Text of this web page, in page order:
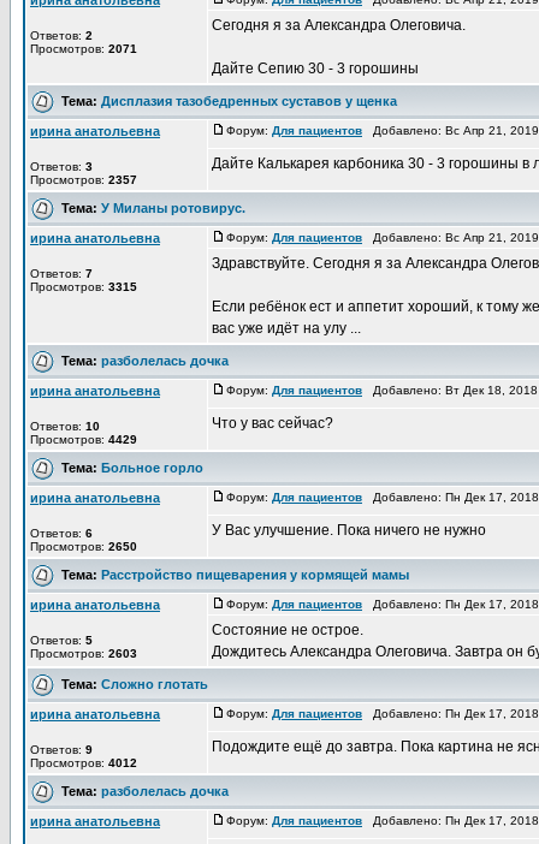
Ответов: 2
Просмотров: 2071
Сегодня я за Александра Олеговича.
Дайте Сепию 30 - 3 горошины
Тема: Дисплазия тазобедренных суставов у щенка
ирина анатольевна
Ответов: 3
Просмотров: 2357
Форум: Для пациентов Добавлено: Вс Апр 21,
Дайте Калькарея карбоника 30 - 3 горошины в
Тема: У Миланы ротовирус.
ирина анатольевна
Ответов: 7
Просмотров: 3315
Форум: Для пациентов Добавлено: Вс Апр 21,
Здравствуйте. Сегодня я за Александра
Если ребёнок ест и аппетит хороший, к тому
вас уже идёт на улу ...
Тема: разболелась дочка
ирина анатольевна
Ответов: 10
Просмотров: 4429
Форум: Для пациентов Добавлено: Вт Дек 18,
Что у вас сейчас?
Тема: Больное горло
ирина анатольевна
Ответов: 6
Просмотров: 2650
Форум: Для пациентов Добавлено: Пн Дек 17,
У Вас улучшение. Пока ничего не нужно
Тема: Расстройство пищеварения у кормящей мамы
ирина анатольевна
Ответов: 5
Просмотров: 2603
Форум: Для пациентов Добавлено: Пн Дек 17,
Состояние не острое.
Дождитесь Александра Олеговича. Завтра он
Тема: Сложно глотать
ирина анатольевна
Ответов: 9
Просмотров: 4012
Форум: Для пациентов Добавлено: Пн Дек 17,
Подождите ещё до завтра. Пока картина не
Тема: разболелась дочка
ирина анатольевна Форум: Для пациентов Добавлено: Пн Дек 17,